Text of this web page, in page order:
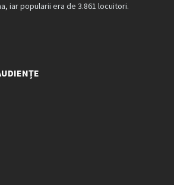
iar popularii era de 3.861 locuitori.